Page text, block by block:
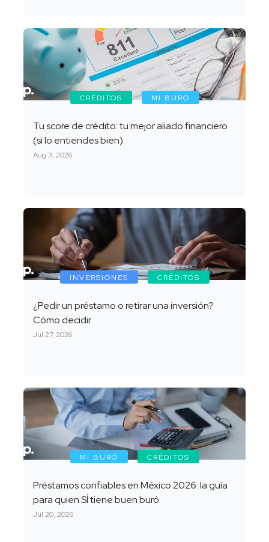
CRÉDITOS MI BURÓ
Tu score de crédito: tu mejor aliado financiero
(si lo entiendes bien)
Aug 3, 2026
INVERSIONES CRÉDITOS
¿Pedir un préstamo o retirar una inversión?
Cómo decidir
Jul 27, 2026
MI BURÓ CRÉDITOS
Préstamos confiables en México 2026: la guía
para quien SÍ tiene buen buró
Jul 20, 2026